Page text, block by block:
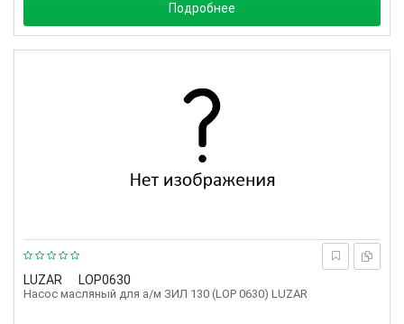
Подробнее
LUZAR LOP0630
Насос масляный для а/м ЗИЛ 130 (LOP 0630) LUZAR